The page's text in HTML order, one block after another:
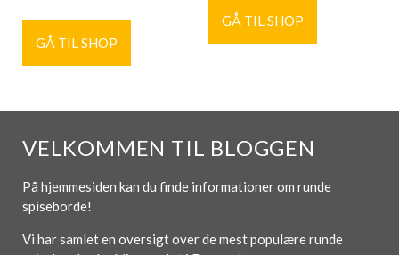
GÅ TIL SHOP
GÅ TIL SHOP
VELKOMMEN TIL BLOGGEN
På hjemmesiden kan du finde informationer om runde
spiseborde!
Vi har samlet en oversigt over de mest populære runde